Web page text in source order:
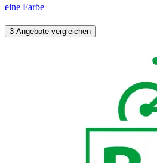
eine Farbe
3 Angebote vergleichen